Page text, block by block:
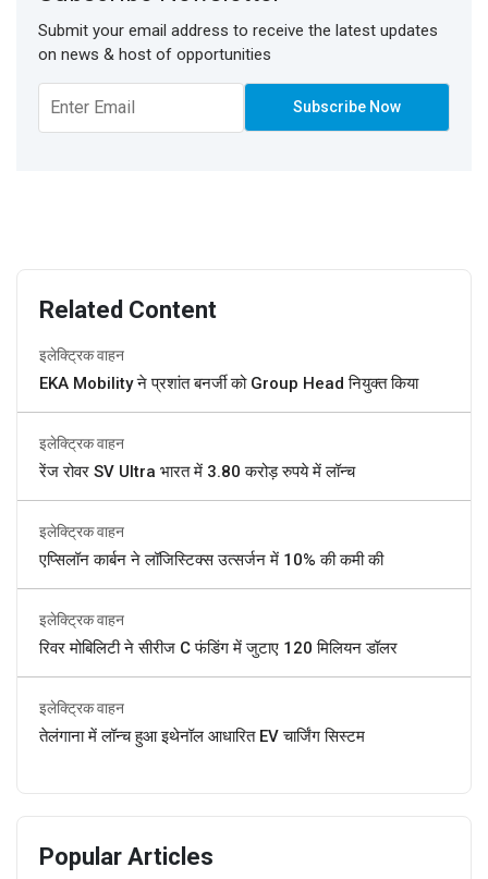
Submit your email address to receive the latest updates
on news & host of opportunities
Related Content
इलेक्ट्रिक वाहन
EKA Mobility ने प्रशांत बनर्जी को Group Head नियुक्त किया
इलेक्ट्रिक वाहन
रेंज रोवर SV Ultra भारत में 3.80 करोड़ रुपये में लॉन्च
इलेक्ट्रिक वाहन
एप्सिलॉन कार्बन ने लॉजिस्टिक्स उत्सर्जन में 10% की कमी की
इलेक्ट्रिक वाहन
रिवर मोबिलिटी ने सीरीज C फंडिंग में जुटाए 120 मिलियन डॉलर
इलेक्ट्रिक वाहन
तेलंगाना में लॉन्च हुआ इथेनॉल आधारित EV चार्जिंग सिस्टम
Popular Articles